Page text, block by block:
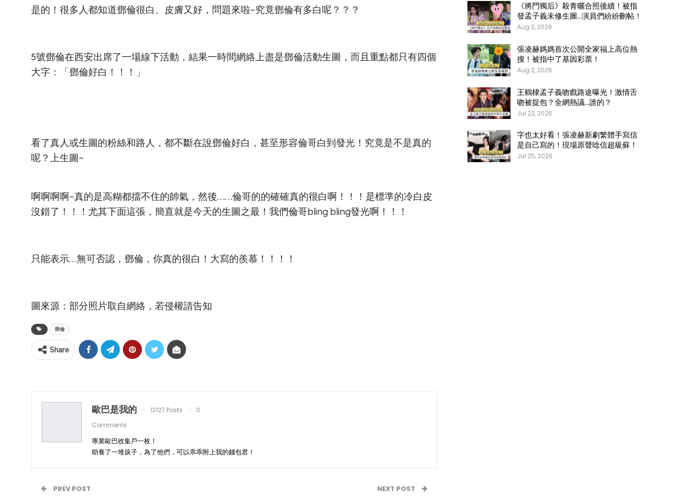
是的！很多人都知道鄧倫很白、皮膚又好，問題來啦~究竟鄧倫有多白呢？？？
5號鄧倫在西安出席了一場線下活動，結果一時間網絡上盡是鄧倫活動生圖，而且重點都只有四個
大字：「鄧倫好白！！！」
看了真人或生圖的粉絲和路人，都不斷在說鄧倫好白，甚至形容倫哥白到發光！究竟是不是真的
呢？上生圖~
啊啊啊啊~真的是高糊都擋不住的帥氣，然後……倫哥的的確確真的很白啊！！！是標準的冷白皮
沒錯了！！！尤其下面這張，簡直就是今天的生圖之最！我們倫哥bling bling發光啊！！！
只能表示…無可否認，鄧倫，你真的很白！大寫的羨慕！！！！
圖來源：部分照片取自網絡，若侵權請告知
鄧倫
Share
歐巴是我的 12127 Posts
0
Comments
專業歐巴收集戶一枚！
助養了一堆孩子，為了他們，可以乖乖附上我的錢包君！
PREV POST NEXT POST
《將門獨后》殺青曬合照後續！被指
發孟子義未修生圖…演員們紛紛刪帖！
Aug 2, 2026
張凌赫媽媽首次公開全家福上高位熱
搜！被指中了基因彩票！
Aug 2, 2026
王鶴棣孟子義吻戲路途曝光！激情舌
吻被捉包？全網熱議…誰的？
Jul 22, 2026
字也太好看！張凌赫新劇繁體手寫信
是自己寫的！現場原聲唸信超級蘇！
Jul 25, 2026